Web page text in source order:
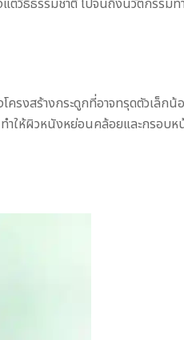
ต่วิธีธรรมชาติ ไปจนถึงนวัตกรรมท
รงสร้างกระดูกที่อาจทรุดตัวเล็กน้
ำให้ผิวหนังหย่อนคล้อยและกรอบห